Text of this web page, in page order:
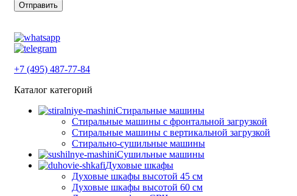
+7 (495) 487-77-84
Каталог категорий
Стиральные машины
Стиральные машины с фронтальной загрузкой
Стиральные машины с вертикальной загрузкой
Стирально-сушильные машины
Сушильные машины
Духовые шкафы
Духовые шкафы высотой 45 см
Духовые шкафы высотой 60 см